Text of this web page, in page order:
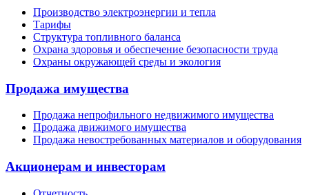
Производство электроэнергии и тепла
Тарифы
Структура топливного баланса
Охрана здоровья и обеспечение безопасности труда
Охраны окружающей среды и экология
Продажа имущества
Продажа непрофильного недвижимого имущества
Продажа движимого имущества
Продажа невостребованных материалов и оборудования
Акционерам и инвесторам